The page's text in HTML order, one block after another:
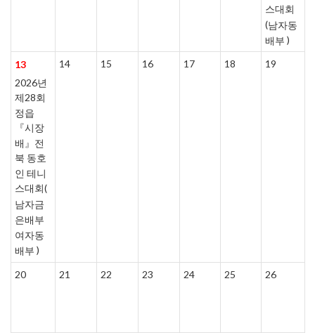
스대회
(남자동
배부 )
13
2026년
제28회
정읍
『시장
배』전
북 동호
인 테니
스대회(
남자금
은배부
여자동
배부 )
14 15 16 17 18 19
20 21 22 23 24 25 26